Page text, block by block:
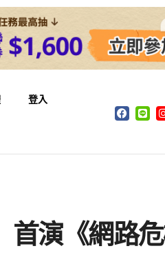
登入
演《網路危